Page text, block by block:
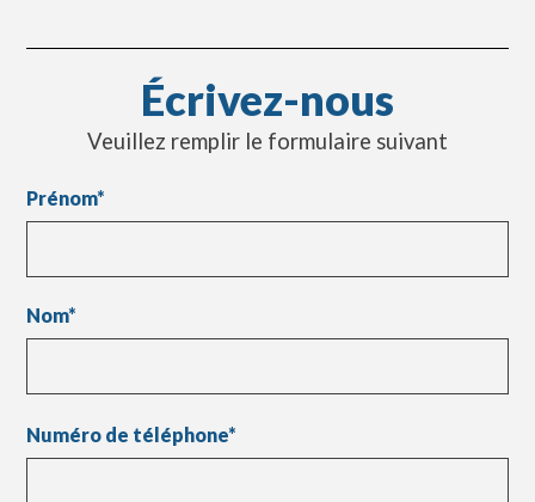
Écrivez-nous
Veuillez remplir le formulaire suivant
Prénom*
Nom*
Numéro de téléphone*